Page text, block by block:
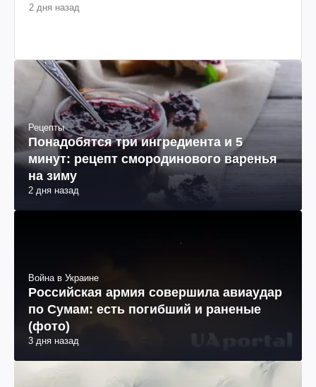
2 дня назад
Рецепты
Понадобятся три ингредиента и 5
минут: рецепт смородинового варенья
на зиму
2 дня назад
Война в Украине
Российская армия совершила авиаудар
по Сумам: есть погибший и раненые
(фото)
3 дня назад